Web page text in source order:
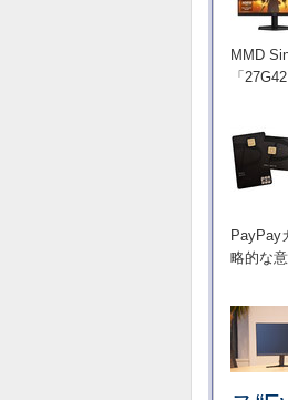
MMD
「
PayPay
略的な